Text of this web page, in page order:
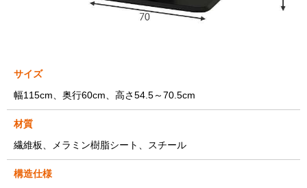
サイズ
幅115cm、奥行60cm、高さ54.5～70.5cm
材質
繊維板、メラミン樹脂シート、スチール
構造仕様